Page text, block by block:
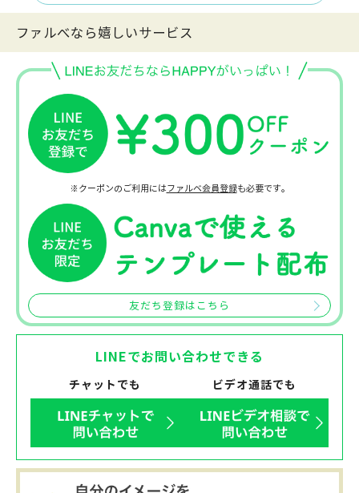
ファルべなら嬉しいサービス
※クーポンのご利用にはファルベ会員登録も必要です。
友だち登録はこちら
LINEでお問い合わせできる
チャットでも ビデオ通話でも